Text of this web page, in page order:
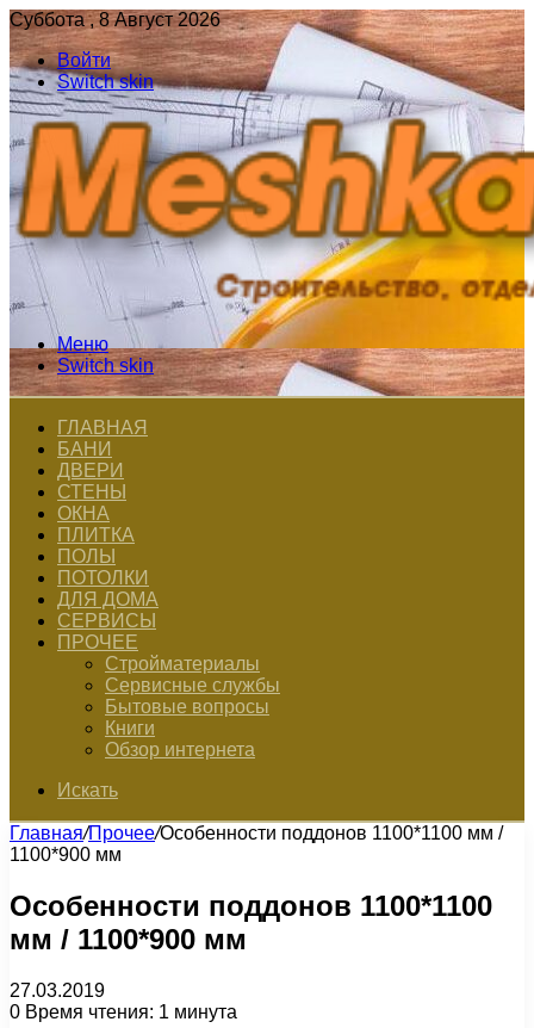
Суббота , 8 Август 2026
Войти
Switch skin
Меню
Switch skin
ГЛАВНАЯ
БАНИ
ДВЕРИ
СТЕНЫ
ОКНА
ПЛИТКА
ПОЛЫ
ПОТОЛКИ
ДЛЯ ДОМА
СЕРВИСЫ
ПРОЧЕЕ
Стройматериалы
Сервисные службы
Бытовые вопросы
Книги
Обзор интернета
Искать
Главная/Прочее/Особенности поддонов 1100*1100 мм /
1100*900 мм
Особенности поддонов 1100*1100
мм / 1100*900 мм
27.03.2019
0 Время чтения: 1 минута